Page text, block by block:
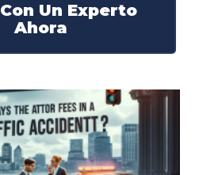
Un Experto
Ahora